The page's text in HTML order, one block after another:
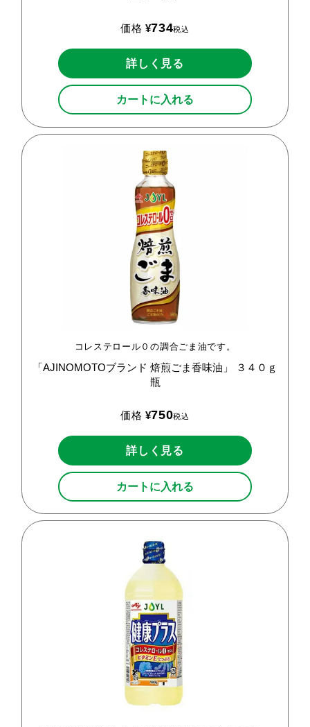
価格 ¥734税込
詳しく見る
カートに入れる
コレステロール０の調合ごま油です。
「AJINOMOTOブランド 焙煎ごま香味油」
３４０ｇ
瓶
価格 ¥750税込
詳しく見る
カートに入れる